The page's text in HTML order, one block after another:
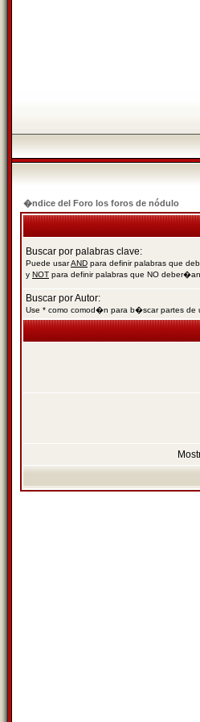
�ndice del Foro los foros de nódulo
Buscar por palabras clave:
Puede usarAND para definir palabras que
y NOT para definir palabras que NO
Buscar por Autor:
Use * como comod�n para b�scar partes de